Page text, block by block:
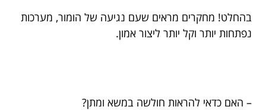
בהחלט! מחקרים מראים שעם נגיעה של הומור, מערכות
נפתחות יותר וקל יותר ליצור אמון.
– האם כדאי להראות חולשה במשא ומתן?